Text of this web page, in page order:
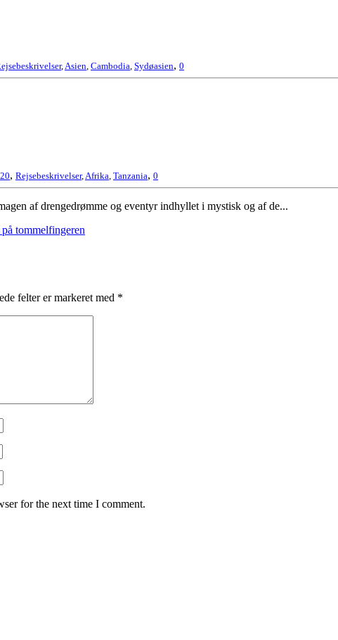
, Asien Cambodia Sydøasien, 0
, Rejsebeskrivelser,Afrika, Tanzania, 0
af drengedrømme og eventyr indhyllet i mystisk og af de...
tommelfingeren
felter er markeret med *
for the next time I comment.